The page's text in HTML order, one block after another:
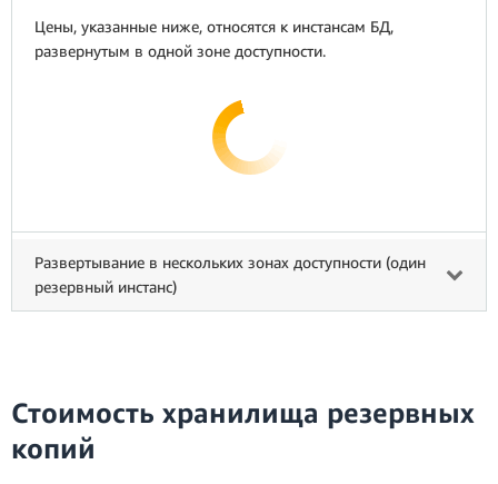
Цены, указанные ниже, относятся к инстансам БД,
развернутым в одной зоне доступности.
Развертывание в нескольких зонах доступности (один
резервный инстанс)
Стоимость хранилища резервных
копий